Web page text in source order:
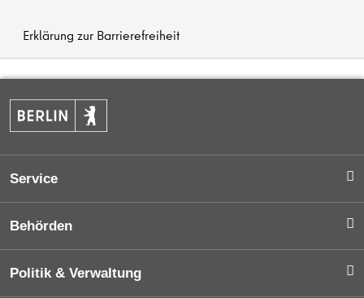
Erklärung zur Barrierefreiheit
Service
Service-App
Termin vereinbaren
Behörden
Behörden A-Z
Politik & Verwaltung